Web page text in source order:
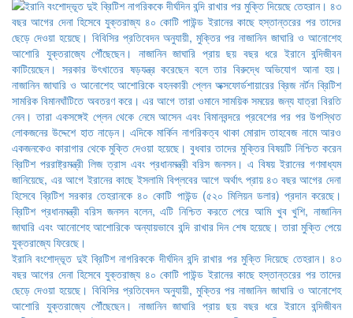
ইরানি বংশোদ্ভূত দুই ব্রিটিশ নাগরিককে দীর্ঘদিন বন্দি রাখার পর মুক্তি দিয়েছে তেহরান। ৪৩
বছর আগের দেনা হিসেবে যুক্তরাজ্য ৪০ কোটি পাউন্ড ইরানের কাছে হস্তান্তরের পর তাদের
ছেড়ে দেওয়া হয়েছে। বিবিসির প্রতিবেদন অনুযায়ী, মুক্তির পর নাজানিন জাঘারি ও আনোশেহ
আশোরি যুক্তরাজ্যে পৌঁছেছেন। নাজানিন জাঘারি প্রায় ছয় বছর ধরে ইরানে বন্দিজীবন